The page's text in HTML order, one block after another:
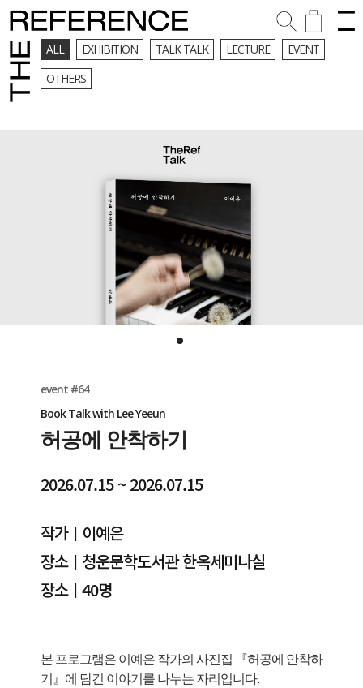
ALL EXHIBITION TALK TALK LECTURE
EVENT
OTHERS
event #64
Book Talk with Lee Yeeun
허공에 안착하기
2026.07.15 ~ 2026.07.15
작가ㅣ이예은
장소ㅣ청운문학도서관 한옥세미나실
장소ㅣ40명
본 프로그램은 이예은 작가의 사진집 『허공에 안착하
기』에 담긴 이야기를 나누는 자리입니다.